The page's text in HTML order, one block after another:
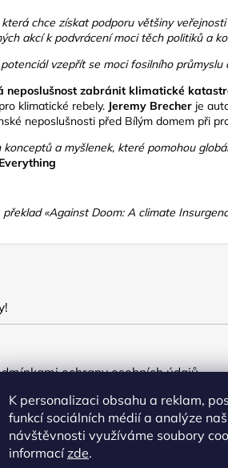
K personalizaci obsahu a reklam,
funkcí sociálních médií a analýze
návštěvnosti využíváme soubory
informacízde.
chce získat podporu většiny
akcí k podvrácení moci těch politiků a
vzepřít se moci fosilního
neposlušnost zabránit klimatické
klimatické rebely. Jeremy Brecher je
neposlušnosti před Bílým domem při
a myšlenek, které pomohou
«Against Doom: A climate
ochrany osobních údajů